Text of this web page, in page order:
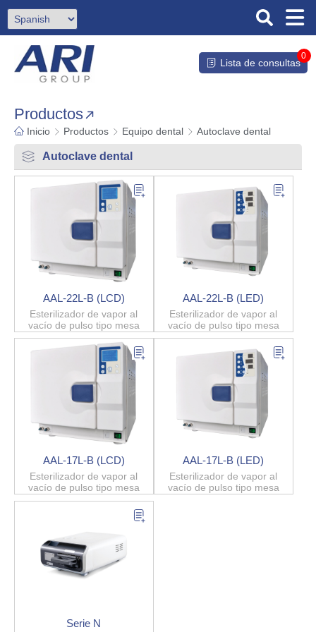
Lista de consultas
0
Productos
Inicio Productos Equipo dental Autoclave dental
Autoclave dental
AAL-22L-B (LCD)
Esterilizador de vapor al
vacío de pulso tipo mesa
AAL-22L-B (LED)
Esterilizador de vapor al
vacío de pulso tipo mesa
AAL-17L-B (LCD)
Esterilizador de vapor al
vacío de pulso tipo mesa
AAL-17L-B (LED)
Esterilizador de vapor al
vacío de pulso tipo mesa
Serie N